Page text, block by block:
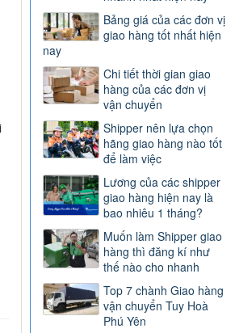
Bảng giá của các đơn vị
giao hàng tốt nhất hiện
nay
Chi tiết thời gian giao
hàng của các đơn vị
vận chuyển
Shipper nên lựa chọn
hãng giao hàng nào tốt
để làm việc
Lương của các shipper
giao hàng hiện nay là
bao nhiêu 1 tháng?
Muốn làm Shipper giao
hàng thì đăng kí như
thế nào cho nhanh
Top 7 chành Giao hàng
vận chuyển Tuy Hoà
Phú Yên